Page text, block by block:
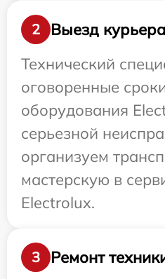
2
Выезд
Технический
оговоренные
оборудования
серьезной
организуем
мастерскую в
Electrolux.
3 Ремонт